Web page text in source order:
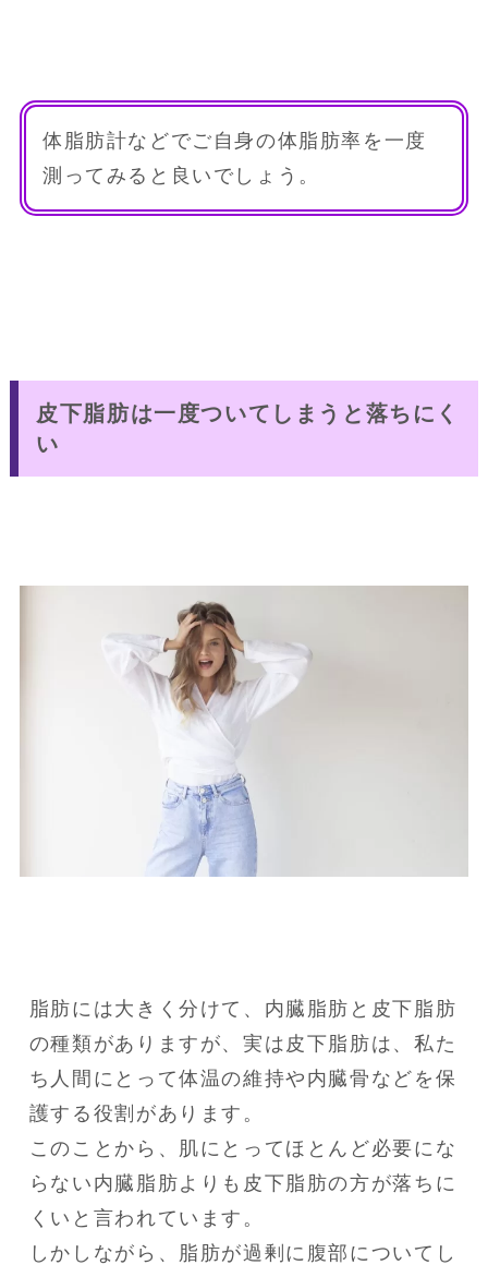
体脂肪計などでご自身の体脂肪率を一度
測ってみると良いでしょう。
皮下脂肪は一度ついてしまうと落ちにく
い
脂肪には大きく分けて、内臓脂肪と皮下脂肪
の種類がありますが、実は皮下脂肪は、私た
ち人間にとって体温の維持や内臓骨などを保
護する役割があります。
このことから、肌にとってほとんど必要にな
らない内臓脂肪よりも皮下脂肪の方が落ちに
くいと言われています。
しかしながら、脂肪が過剰に腹部についてし